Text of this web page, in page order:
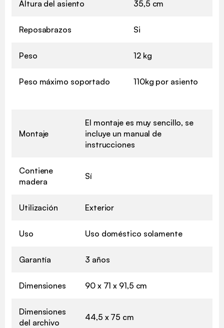
Altura del asiento 35,5 cm
Reposabrazos Si
Peso 12 kg
Peso máximo soportado 110kg por asiento
Montaje
El montaje es muy sencillo, se
incluye un manual de
instrucciones
Contiene
madera
Sí
Utilización Exterior
Uso Uso doméstico solamente
Garantía 3 años
Dimensiones 90 x 71 x 91,5 cm
Dimensiones
del archivo
44,5 x 75 cm